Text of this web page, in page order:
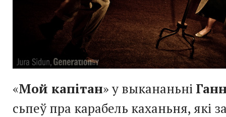
«Мой капітан» у выкананьні
сьпеў пра карабель каханьня, які